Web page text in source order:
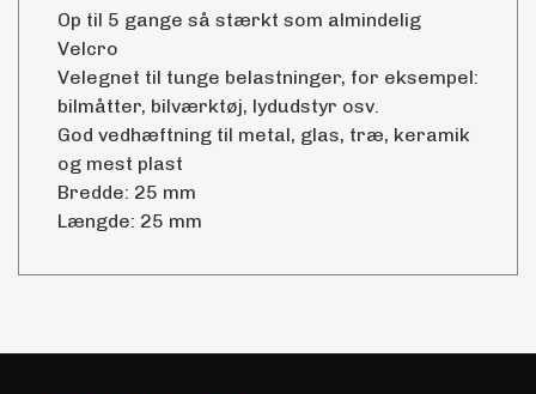
Op til 5 gange så stærkt som almindelig
Velcro
Velegnet til tunge belastninger, for eksempel:
bilmåtter, bilværktøj, lydudstyr osv.
God vedhæftning til metal, glas, træ, keramik
og mest plast
Bredde: 25 mm
Længde: 25 mm